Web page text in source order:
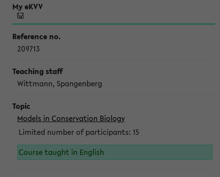
209713
Wittmann, Spangenberg
Models in Conservation Biology
Limited number of participants: 15
Course taught in English